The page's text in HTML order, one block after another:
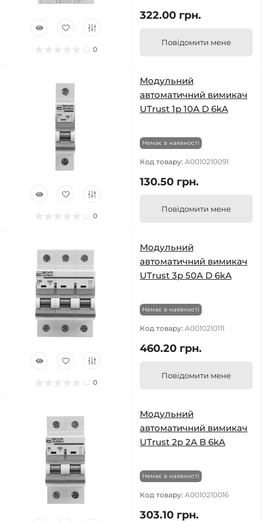
0
322.00 грн.
Повідомити мене
0
Модульний
автоматичний вимикач
UTrust 1р 10А D 6kА
Немає в наявності
Код товару: A0010210091
130.50 грн.
Повідомити мене
0
Модульний
автоматичний вимикач
UTrust 3р 50А D 6kА
Немає в наявності
Код товару: A0010210111
460.20 грн.
Повідомити мене
Модульний
автоматичний вимикач
UTrust 2р 2А B 6kА
Немає в наявності
Код товару: A0010210016
303.10 грн.